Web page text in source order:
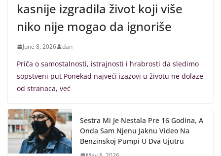
kasnije izgradila život koji više
niko nije mogao da ignoriše
June 8, 2026 dan
Priča o samostalnosti, istrajnosti i hrabrosti da sledimo
sopstveni put Ponekad najveći izazovi u životu ne dolaze
od stranaca, već
Sestra Mi Je Nestala Pre 16 Godina, A
Onda Sam Njenu Jaknu Video Na
Benzinskoj Pumpi U Dva Ujutru